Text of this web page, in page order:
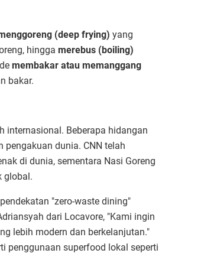
(deep frying) yang
hingga merebus (boiling)
membakar atau memanggang
bakar.
internasional. Beberapa hidangan
pengakuan dunia. CNN telah
di dunia, sementara Nasi Goreng
global.
"zero-waste dining"
dari Locavore, "Kami ingin
lebih modern dan berkelanjutan."
penggunaan superfood lokal seperti